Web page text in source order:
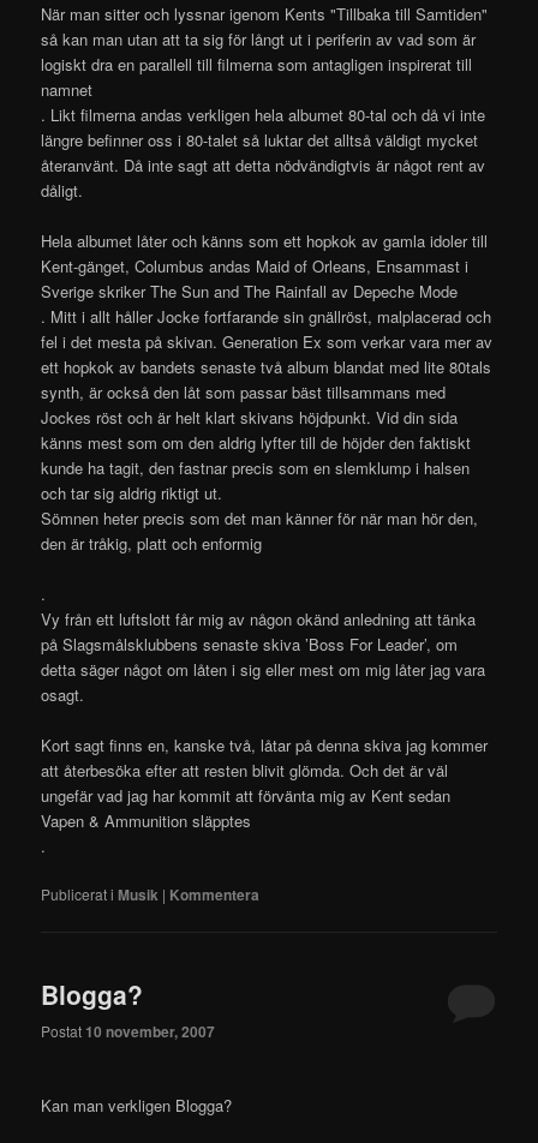
När man sitter och lyssnar igenom Kents "Tillbaka till Samtiden"
så kan man utan att ta sig för långt ut i periferin av vad som är
logiskt dra en parallell till filmerna som antagligen inspirerat till
namnet
. Likt filmerna andas verkligen hela albumet 80-tal och då vi inte
längre befinner oss i 80-talet så luktar det alltså väldigt mycket
återanvänt. Då inte sagt att detta nödvändigtvis är något rent av
dåligt.
Hela albumet låter och känns som ett hopkok av gamla idoler till
Kent-gänget, Columbus andas Maid of Orleans, Ensammast i
Sverige skriker The Sun and The Rainfall av Depeche Mode
. Mitt i allt håller Jocke fortfarande sin gnällröst, malplacerad och
fel i det mesta på skivan. Generation Ex som verkar vara mer av
ett hopkok av bandets senaste två album blandat med lite 80tals
synth, är också den låt som passar bäst tillsammans med
Jockes röst och är helt klart skivans höjdpunkt. Vid din sida
känns mest som om den aldrig lyfter till de höjder den faktiskt
kunde ha tagit, den fastnar precis som en slemklump i halsen
och tar sig aldrig riktigt ut.
Sömnen heter precis som det man känner för när man hör den,
den är tråkig, platt och enformig
.
Vy från ett luftslott får mig av någon okänd anledning att tänka
på Slagsmålsklubbens senaste skiva ’Boss For Leader’, om
detta säger något om låten i sig eller mest om mig låter jag vara
osagt.
Kort sagt finns en, kanske två, låtar på denna skiva jag kommer
att återbesöka efter att resten blivit glömda. Och det är väl
ungefär vad jag har kommit att förvänta mig av Kent sedan
Vapen & Ammunition släpptes
.
Publicerat i Musik | Kommentera
Blogga?
Postat 10 november, 2007
Kan man verkligen Blogga?